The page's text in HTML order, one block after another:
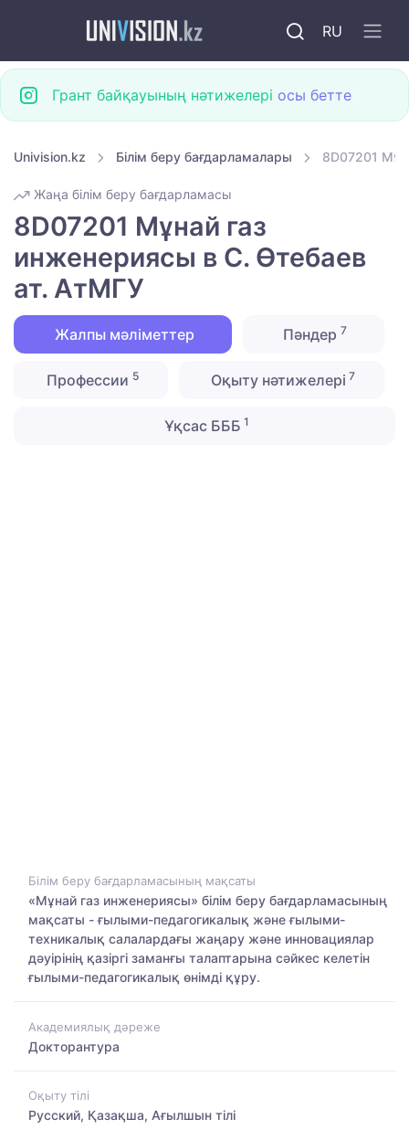
RU
Грант байқауының нәтижелері осы бетте
Univision.kz Білім беру бағдарламалары 8D07201
Жаңа білім беру бағдарламасы
8D07201 Мұнай газ
инженериясы в С. Өтебаев
ат. АтМГУ
Жалпы мәліметтер Пәндер 7
Профессии 5 Оқыту нәтижелері 7
Ұқсас БББ 1
Білім беру бағдарламасының мақсаты
«Мұнай газ инженериясы» білім беру бағдарламасының
мақсаты - ғылыми-педагогикалық және ғылыми-
техникалық салалардағы жаңару және инновациялар
дәуірінің қазіргі заманғы талаптарына сәйкес келетін
ғылыми-педагогикалық өнімді құру.
Академиялық дәреже
Докторантура
Оқыту тілі
Русский, Қазақша, Ағылшын тілі